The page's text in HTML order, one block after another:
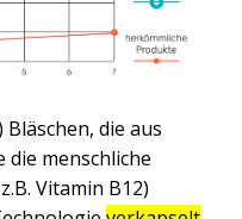
die aus
die menschliche
Vitamin B12)